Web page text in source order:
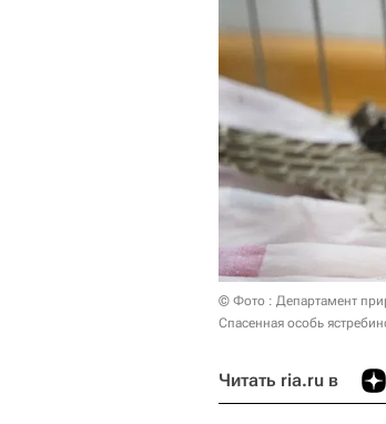
© Фото : Департамент
Спасенная особь
Читать ria.ru в